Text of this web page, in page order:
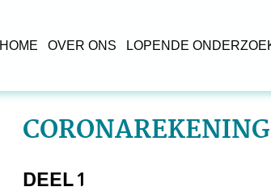
HOME OVER ONS LOPENDE
DEEL 1